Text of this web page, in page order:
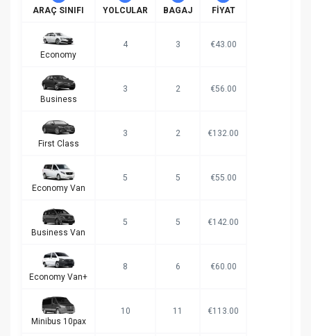
ARAÇ SINIFI YOLCULAR BAGAJ FIYAT
Economy
4 3 €43.00
Business
3 2 €56.00
First Class
3 2 €132.00
Economy Van
5 5 €55.00
Business Van
5 5 €142.00
Economy Van+
8 6 €60.00
Minibus 10pax
10 11 €113.00